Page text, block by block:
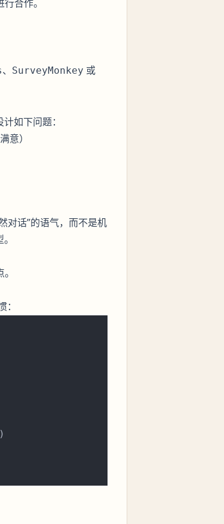
合作。
、 SurveyMonkey 或
如下问题：
意）
对话”的语气，而不是机